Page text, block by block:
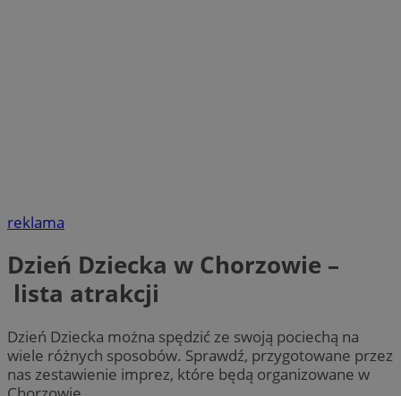
reklama
Dzień Dziecka w Chorzowie –
lista atrakcji
Dzień Dziecka można spędzić ze swoją pociechą na
wiele różnych sposobów. Sprawdź, przygotowane przez
nas zestawienie imprez, które będą organizowane w